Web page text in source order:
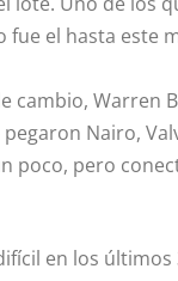
fue el hasta este
cambio, Warren
Nairo,
poco, pero
en los